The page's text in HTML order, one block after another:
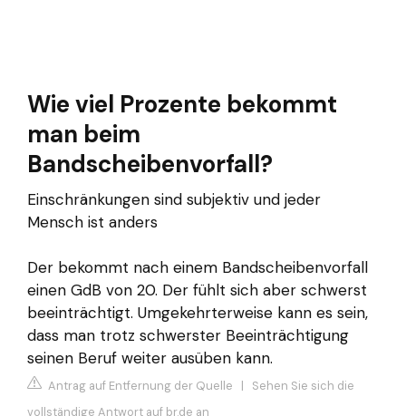
Wie viel Prozente bekommt
man beim
Bandscheibenvorfall?
Einschränkungen sind subjektiv und jeder
Mensch ist anders
Der bekommt nach einem Bandscheibenvorfall
einen GdB von 20. Der fühlt sich aber schwerst
beeinträchtigt. Umgekehrterweise kann es sein,
dass man trotz schwerster Beeinträchtigung
seinen Beruf weiter ausüben kann.
Antrag auf Entfernung der Quelle | Sehen Sie sich die
vollständige Antwort auf br.de an